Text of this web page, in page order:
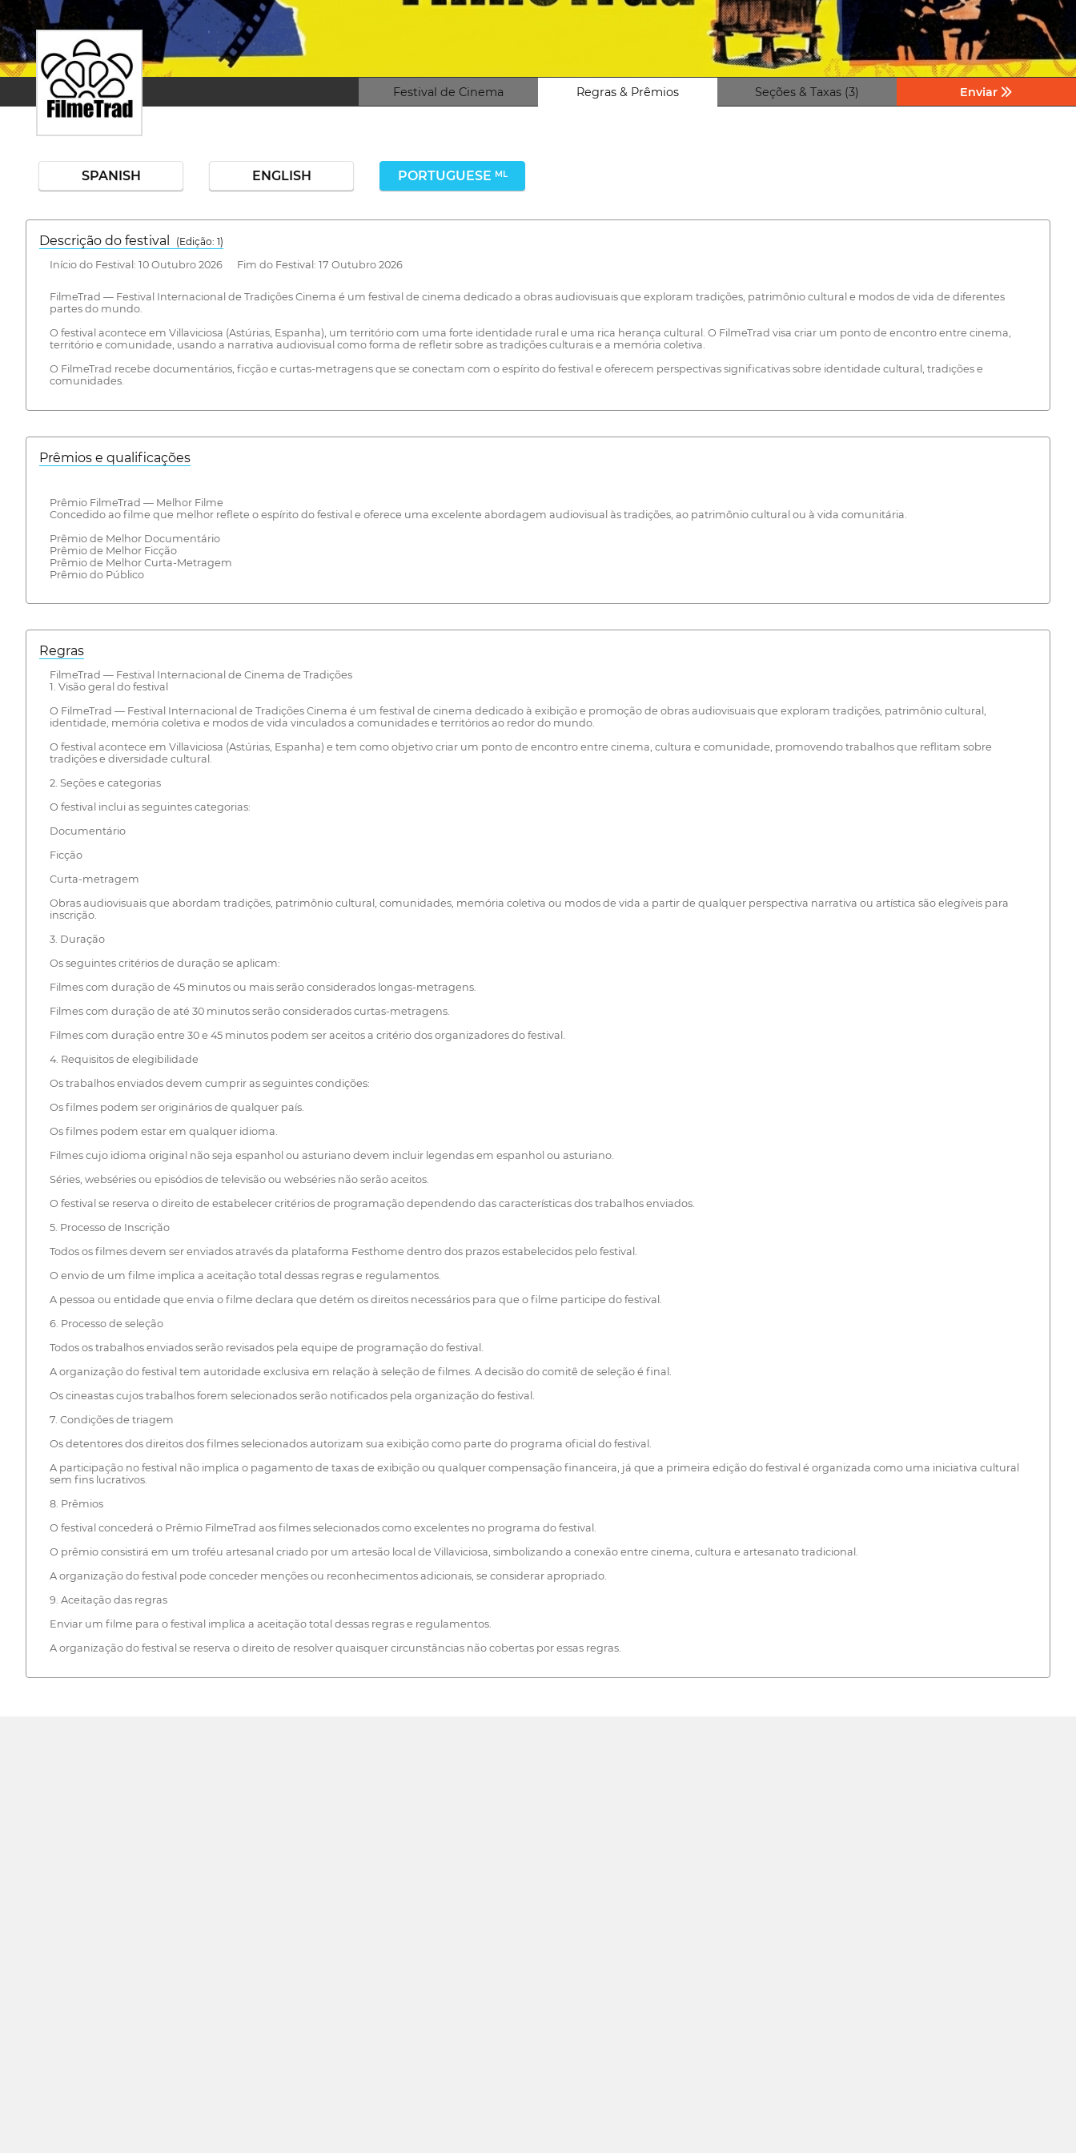
Festival de Cinema Regras & Prêmios Seções & Taxas (3) Enviar
SPANISH ENGLISH PORTUGUESE ML
Descrição do festival
(Edição: 1)
Início do Festival: 10 Outubro 2026 Fim do Festival: 17 Outubro 2026
FilmeTrad — Festival Internacional de Tradições Cinema é um festival de cinema dedicado a obras audiovisuais que exploram tradições, patrimônio cultural e modos de vida de diferentes
partes do mundo.
O festival acontece em Villaviciosa (Astúrias, Espanha), um território com uma forte identidade rural e uma rica herança cultural. O FilmeTrad visa criar um ponto de encontro entre cinema,
território e comunidade, usando a narrativa audiovisual como forma de refletir sobre as tradições culturais e a memória coletiva.
O FilmeTrad recebe documentários, ficção e curtas-metragens que se conectam com o espírito do festival e oferecem perspectivas significativas sobre identidade cultural, tradições e
comunidades.
Prêmios e qualificações
Prêmio FilmeTrad — Melhor Filme
Concedido ao filme que melhor reflete o espírito do festival e oferece uma excelente abordagem audiovisual às tradições, ao patrimônio cultural ou à vida comunitária.
Prêmio de Melhor Documentário
Prêmio de Melhor Ficção
Prêmio de Melhor Curta-Metragem
Prêmio do Público
Regras
FilmeTrad — Festival Internacional de Cinema de Tradições
1. Visão geral do festival
O FilmeTrad — Festival Internacional de Tradições Cinema é um festival de cinema dedicado à exibição e promoção de obras audiovisuais que exploram tradições, patrimônio cultural,
identidade, memória coletiva e modos de vida vinculados a comunidades e territórios ao redor do mundo.
O festival acontece em Villaviciosa (Astúrias, Espanha) e tem como objetivo criar um ponto de encontro entre cinema, cultura e comunidade, promovendo trabalhos que reflitam sobre
tradições e diversidade cultural.
2. Seções e categorias
O festival inclui as seguintes categorias:
Documentário
Ficção
Curta-metragem
Obras audiovisuais que abordam tradições, patrimônio cultural, comunidades, memória coletiva ou modos de vida a partir de qualquer perspectiva narrativa ou artística são elegíveis para
inscrição.
3. Duração
Os seguintes critérios de duração se aplicam:
Filmes com duração de 45 minutos ou mais serão considerados longas-metragens.
Filmes com duração de até 30 minutos serão considerados curtas-metragens.
Filmes com duração entre 30 e 45 minutos podem ser aceitos a critério dos organizadores do festival.
4. Requisitos de elegibilidade
Os trabalhos enviados devem cumprir as seguintes condições:
Os filmes podem ser originários de qualquer país.
Os filmes podem estar em qualquer idioma.
Filmes cujo idioma original não seja espanhol ou asturiano devem incluir legendas em espanhol ou asturiano.
Séries, webséries ou episódios de televisão ou webséries não serão aceitos.
O festival se reserva o direito de estabelecer critérios de programação dependendo das características dos trabalhos enviados.
5. Processo de Inscrição
Todos os filmes devem ser enviados através da plataforma Festhome dentro dos prazos estabelecidos pelo festival.
O envio de um filme implica a aceitação total dessas regras e regulamentos.
A pessoa ou entidade que envia o filme declara que detém os direitos necessários para que o filme participe do festival.
6. Processo de seleção
Todos os trabalhos enviados serão revisados pela equipe de programação do festival.
A organização do festival tem autoridade exclusiva em relação à seleção de filmes. A decisão do comitê de seleção é final.
Os cineastas cujos trabalhos forem selecionados serão notificados pela organização do festival.
7. Condições de triagem
Os detentores dos direitos dos filmes selecionados autorizam sua exibição como parte do programa oficial do festival.
A participação no festival não implica o pagamento de taxas de exibição ou qualquer compensação financeira, já que a primeira edição do festival é organizada como uma iniciativa cultural
sem fins lucrativos.
8. Prêmios
O festival concederá o Prêmio FilmeTrad aos filmes selecionados como excelentes no programa do festival.
O prêmio consistirá em um troféu artesanal criado por um artesão local de Villaviciosa, simbolizando a conexão entre cinema, cultura e artesanato tradicional.
A organização do festival pode conceder menções ou reconhecimentos adicionais, se considerar apropriado.
9. Aceitação das regras
Enviar um filme para o festival implica a aceitação total dessas regras e regulamentos.
A organização do festival se reserva o direito de resolver quaisquer circunstâncias não cobertas por essas regras.